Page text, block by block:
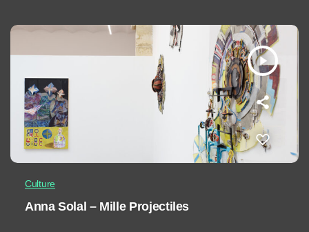
play_arrow
Culture
Anna Solal – Mille Projectiles